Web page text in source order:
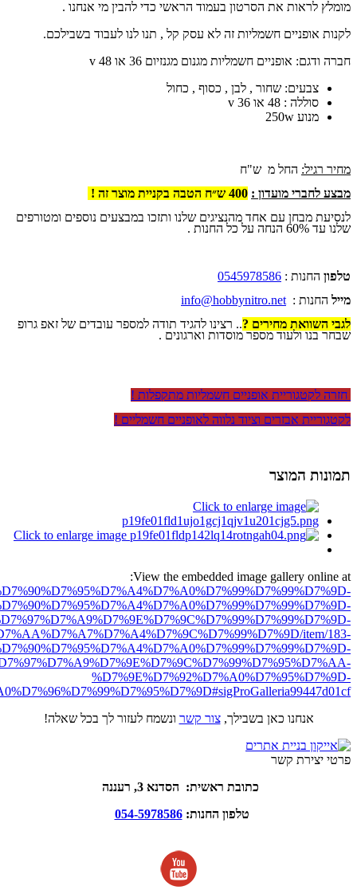
מומלץ לראות את הסרטון בעמוד הראשי כדי להבין מי אנחנו .
לקנות אופניים חשמליות זה לא עסק קל , תנו לנו לעבוד בשבילכם.
חברה ודגם: אופניים חשמליות מגנום מגנזיום 36 או 48 v
צבעים: שחור , לבן , כסוף , כחול
סוללה : 48 או 36 v
מנוע 250w
מחיר רגיל: החל מ ש"ח
מבצע לחברי מועדון : 400 ש״ח הטבה בקניית מוצר זה !
לנסיעת מבחן עם אחד מהנציגים שלנו ותזכו במבצעים נוספים ומטורפים
שלנו עד 60% הנחה על כל החנות .
טלפון החנות : 0545978586
מייל החנות : info@hobbynitro.net
לגבי השוואת מחירים ?.. רצינו להגיד תודה למספר עובדים של זאפ גרופ
שבחר בנו ולעוד מספר מוסדות וארגונים .
חזרה לקטגוריית אופניים חשמליות מתקפלות !
לקטגוריית אבזרים וציוד נלווה לאופניים חשמליים !
תמונות המוצר
View the embedded image gallery online at:
item/183-
%D7%9E%D7%92%D7%A0%D7%95%D7%9D-
אנחנו כאן בשבילך,צור קשר ונשמח לעזור לך בכל שאלה!
פרטי יצירת קשר
כתובת ראשית: הסדנא 3, רעננה
טלפון החנות:054-5978586